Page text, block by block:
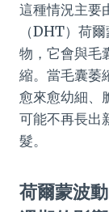
這種情況主要
（DHT）荷
物，它會與毛
縮。當毛囊萎
愈來愈幼細、
可能不再長出
髮。
荷爾蒙波